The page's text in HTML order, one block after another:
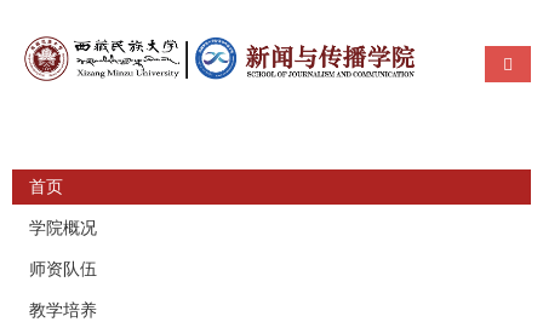
导航
首页
学院概况
师资队伍
教学培养